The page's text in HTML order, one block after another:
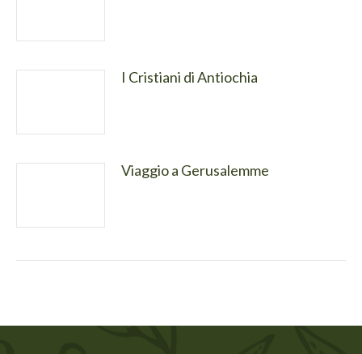
I Cristiani di Antiochia
Viaggio a Gerusalemme